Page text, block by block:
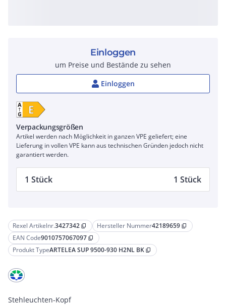
Rexel Artikelnr.3427342 content_copy Hersteller Nummer42189659 content_copy
EAN Code9010757067097 content_copy
Produkt TypeARTELEA SUP 9500-930 H2NL BK content_copy
Stehleuchten-Kopf
Einloggen
um Preise und Bestände zu sehen
Einloggen
Verpackungsgrößen
Artikel werden nach Möglichkeit in ganzen VPE geliefert; eine
Lieferung in vollen VPE kann aus technischen Gründen jedoch nicht
garantiert werden.
1 Stück 1 Stück